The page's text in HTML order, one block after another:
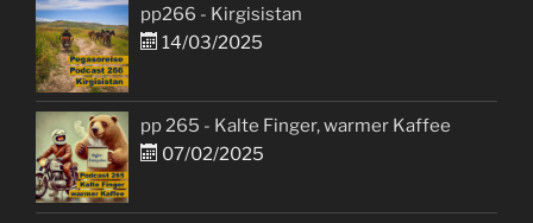
pp266 - Kirgisistan
14/03/2025
pp 265 - Kalte Finger, warmer Kaffee
07/02/2025